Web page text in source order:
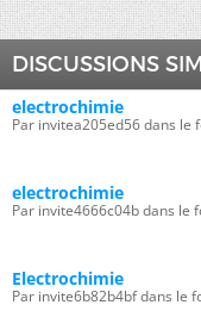
DISCUSSIONS
electrochimie
Par invitea205ed56 dans le
electrochimie
Par invite4666c04b dans le
Electrochimie
Par invite6b82b4bf dans le